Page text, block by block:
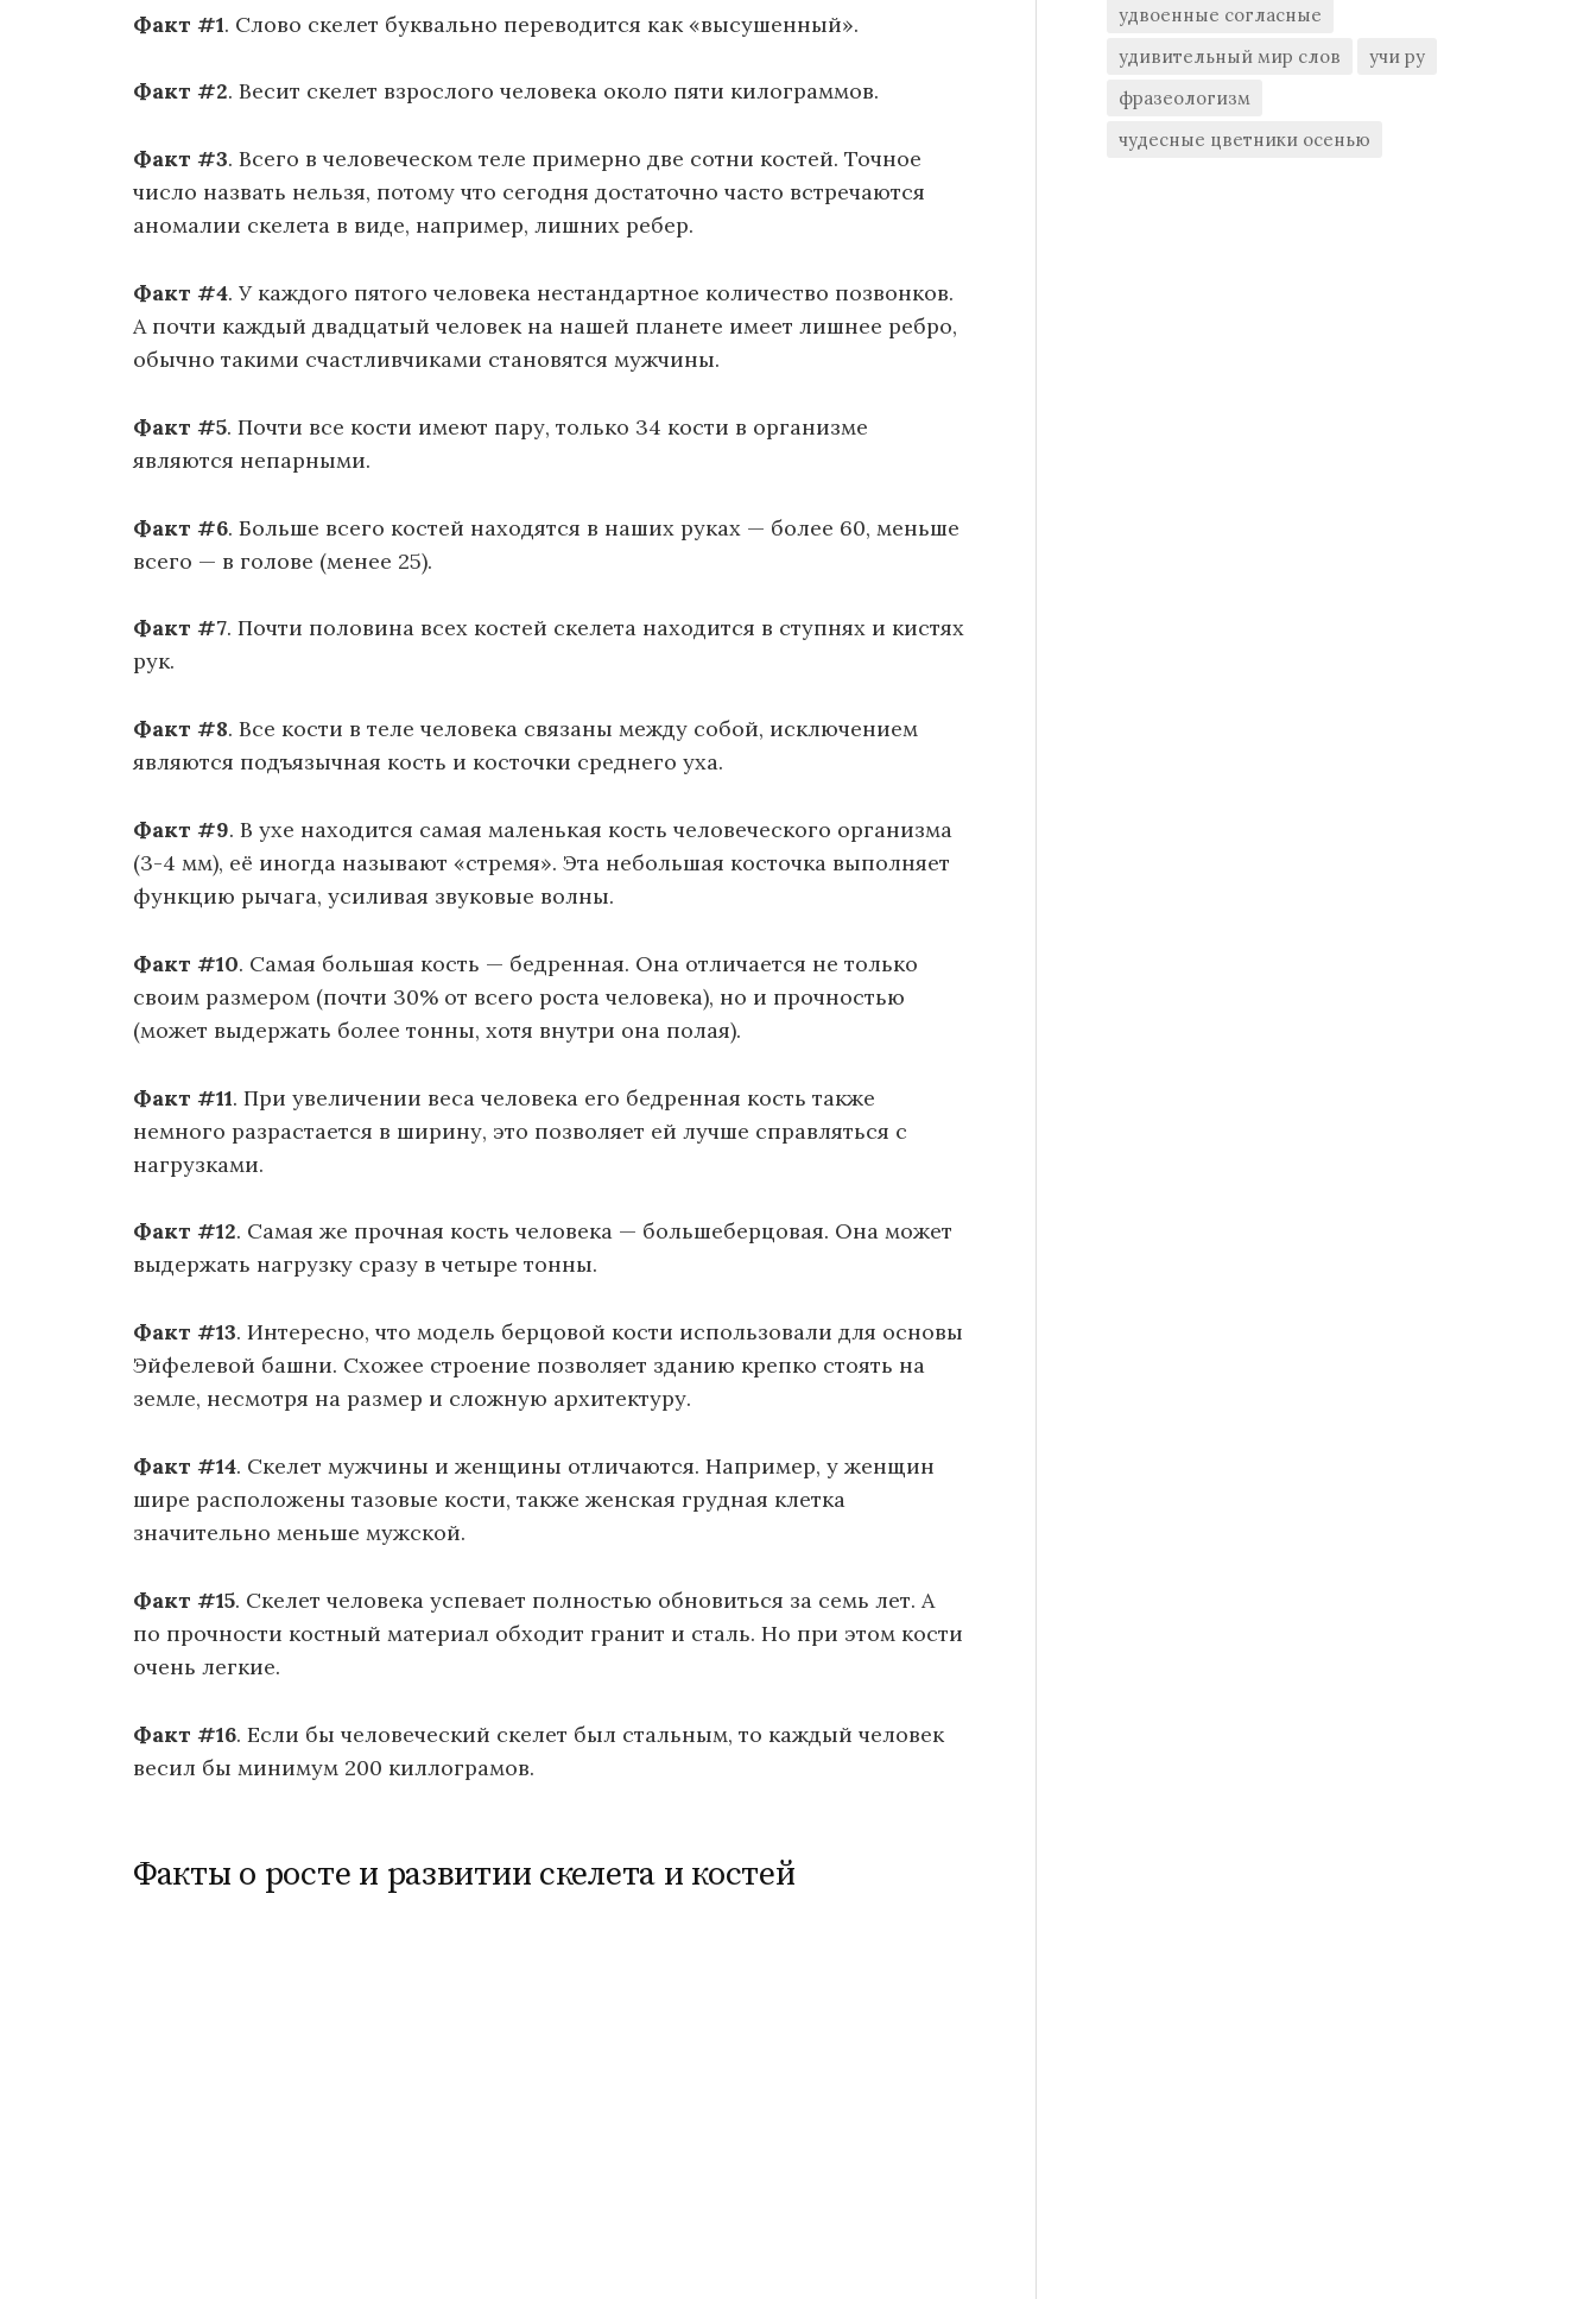
Факт #1. Слово скелет буквально переводится как «высушенный».
Факт #2. Весит скелет взрослого человека около пяти килограммов.
Факт #3. Всего в человеческом теле примерно две сотни костей. Точное
число назвать нельзя, потому что сегодня достаточно часто встречаются
аномалии скелета в виде, например, лишних ребер.
Факт #4. У каждого пятого человека нестандартное количество позвонков.
А почти каждый двадцатый человек на нашей планете имеет лишнее ребро,
обычно такими счастливчиками становятся мужчины.
Факт #5. Почти все кости имеют пару, только 34 кости в организме
являются непарными.
Факт #6. Больше всего костей находятся в наших руках — более 60, меньше
всего — в голове (менее 25).
Факт #7. Почти половина всех костей скелета находится в ступнях и кистях
рук.
Факт #8. Все кости в теле человека связаны между собой, исключением
являются подъязычная кость и косточки среднего уха.
Факт #9. В ухе находится самая маленькая кость человеческого организма
(3-4 мм), её иногда называют «стремя». Эта небольшая косточка выполняет
функцию рычага, усиливая звуковые волны.
Факт #10. Самая большая кость — бедренная. Она отличается не только
своим размером (почти 30% от всего роста человека), но и прочностью
(может выдержать более тонны, хотя внутри она полая).
Факт #11. При увеличении веса человека его бедренная кость также
немного разрастается в ширину, это позволяет ей лучше справляться с
нагрузками.
Факт #12. Самая же прочная кость человека — большеберцовая. Она может
выдержать нагрузку сразу в четыре тонны.
Факт #13. Интересно, что модель берцовой кости использовали для основы
Эйфелевой башни. Схожее строение позволяет зданию крепко стоять на
земле, несмотря на размер и сложную архитектуру.
Факт #14. Скелет мужчины и женщины отличаются. Например, у женщин
шире расположены тазовые кости, также женская грудная клетка
значительно меньше мужской.
Факт #15. Скелет человека успевает полностью обновиться за семь лет. А
по прочности костный материал обходит гранит и сталь. Но при этом кости
очень легкие.
Факт #16. Если бы человеческий скелет был стальным, то каждый человек
весил бы минимум 200 киллограмов.
Факты о росте и развитии скелета и костей
удвоенные согласные
удивительный мир слов
учи ру
фразеологизм
чудесные цветники осенью